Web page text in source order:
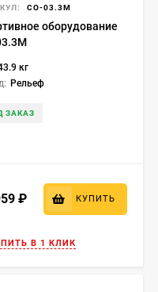
СО-03.3М
оборудование
кг
Рельеф
ЗАКАЗ
КУПИТЬ
В 1 КЛИК